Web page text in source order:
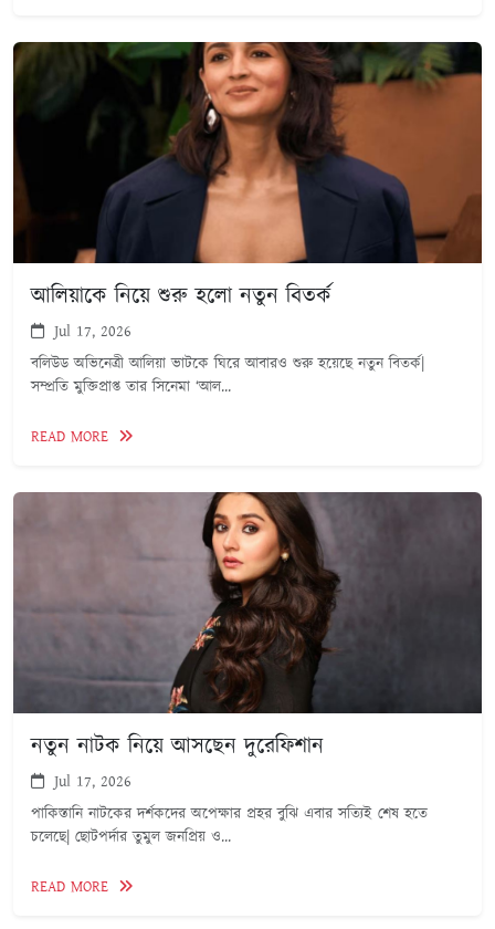
আলিয়াকে নিয়ে শুরু হলো নতুন বিতর্ক
Jul 17, 2026
বলিউড অভিনেত্রী আলিয়া ভাটকে ঘিরে আবারও শুরু হয়েছে নতুন বিতর্ক|
সম্প্রতি মুক্তিপ্রাপ্ত তার সিনেমা ‘আল...
READ MORE
নতুন নাটক নিয়ে আসছেন দুরেফিশান
Jul 17, 2026
পাকিস্তানি নাটকের দর্শকদের অপেক্ষার প্রহর বুঝি এবার সত্যিই শেষ হতে
চলেছে| ছোটপর্দার তুমুল জনপ্রিয় ও...
READ MORE